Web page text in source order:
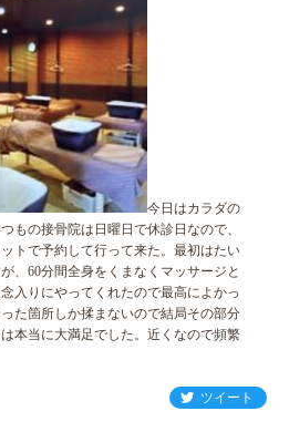
今日はカラダの
もの接骨院は日曜日で休診日なので、
トで予約して行って来た。最初はたい
、60分間全身をくまなくマッサージと
入りにやってくれたので最高によかっ
た箇所しか揉まないので結局その部分
本当に大満足でした。近くなので頻繁
ツイート